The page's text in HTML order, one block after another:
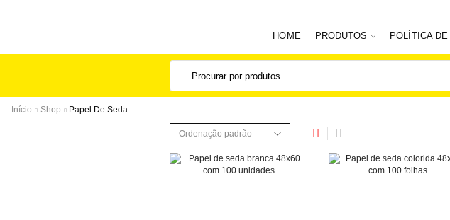
HOME PRODUTOS POLÍTICA
Início Shop Papel De Seda